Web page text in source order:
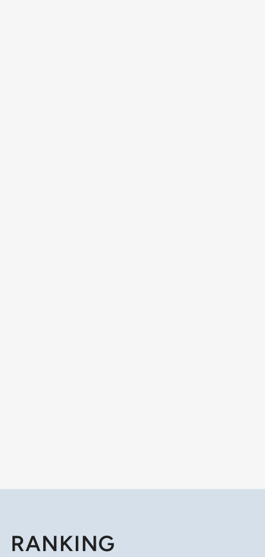
RANKING